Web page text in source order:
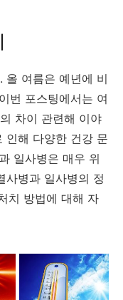
올 여름은 예년에 비
번 포스팅에서는 여
차이 관련해 이야
인해 다양한 건강 문
일사병은 매우 위
사병과 일사병의 정
치 방법에 대해 자